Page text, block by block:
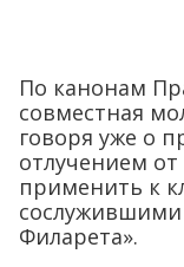
По канонам
совместная
говоря уже о
отлучением
применить к
сослужившими
Филарета».